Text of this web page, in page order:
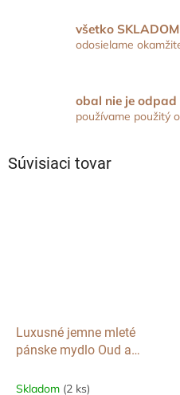
všetko SKLADOM
odosielame
obal nie je odpad
používame použitý
Súvisiaci tovar
Luxusné jemne mleté
pánske mydlo Oud a
Skladom (2 ks)